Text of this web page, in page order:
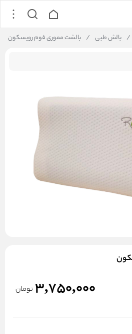
/ بالش طبی / بالشت مموری فوم رویسکون
3,750,000 تومان